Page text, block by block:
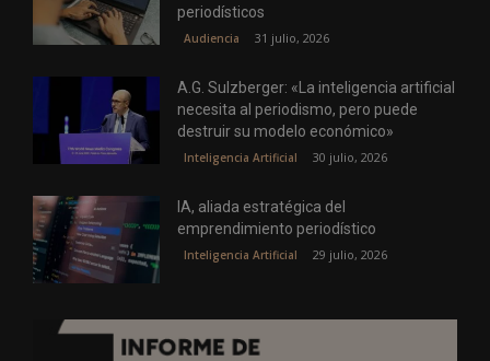
periodísticos
Audiencia 31 julio, 2026
A.G. Sulzberger: «La inteligencia artificial
necesita al periodismo, pero puede
destruir su modelo económico»
Inteligencia Artificial 30 julio, 2026
IA, aliada estratégica del
emprendimiento periodístico
Inteligencia Artificial 29 julio, 2026